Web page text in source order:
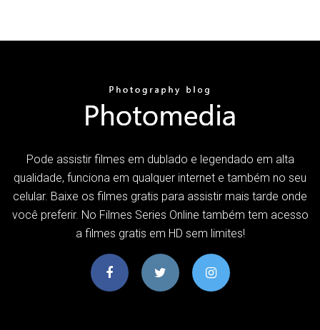
Pode assistir filmes em dublado e legendado em alta
qualidade, funciona em qualquer internet e também no seu
celular. Baixe os filmes gratis para assistir mais tarde onde
você preferir. No Filmes Series Online também tem acesso
a filmes gratis em HD sem limites!